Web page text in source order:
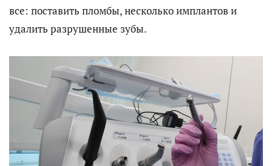
все: поставить пломбы, несколько имплантов и
удалить разрушенные зубы.